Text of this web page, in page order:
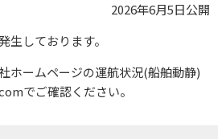
2026年6月5日公開
生しております。
ホームページの運航状況(船舶動静)
でご確認ください。